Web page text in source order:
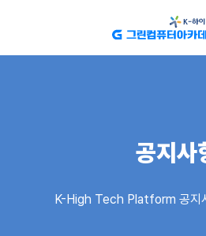
공지사
K-High Tech Platform 공지